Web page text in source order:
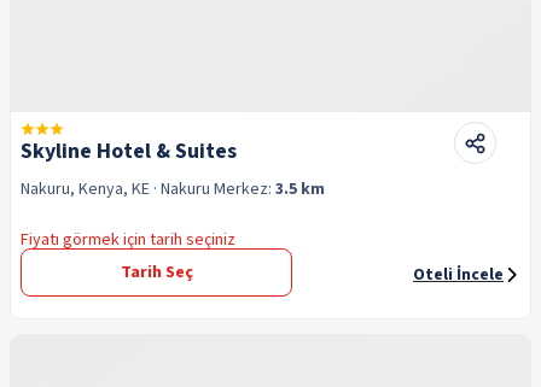
Skyline Hotel & Suites
Nakuru, Kenya, KE · Nakuru Merkez: 3.5 km
Fiyatı görmek için tarih seçiniz
Tarih Seç
Oteli İncele